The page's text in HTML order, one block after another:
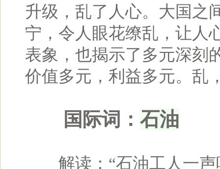
升级，乱了人心。大国之
宁，令人眼花缭乱，让人
表象，也揭示了多元深刻
价值多元，利益多元。乱
国际词： 石油
解读：“石油工人一声